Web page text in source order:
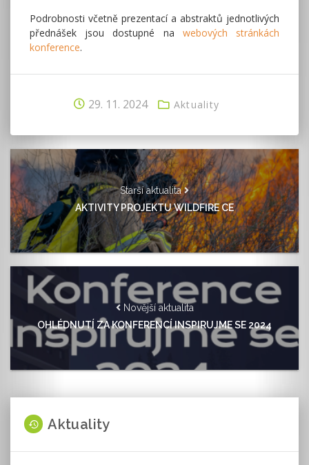
Podrobnosti včetně prezentací a abstraktů jednotlivých
přednášek jsou dostupné na webových stránkách
konference.
29. 11. 2024 Aktuality
Starší aktualita
AKTIVITY PROJEKTU WILDFIRE CE
Novější aktualita
OHLÉDNUTÍ ZA KONFERENCÍ INSPIRUJME SE 2024
Aktuality